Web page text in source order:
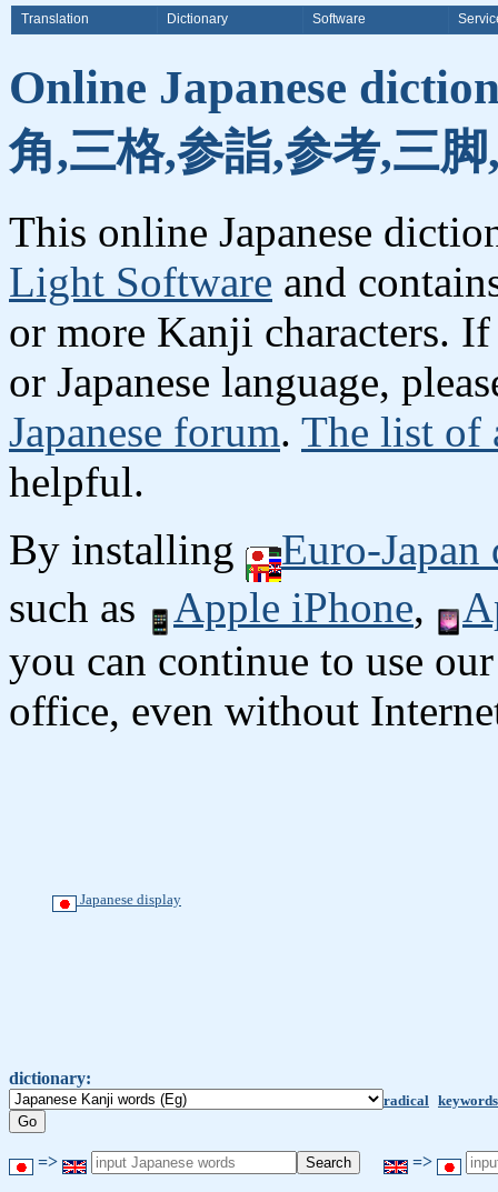
Translation Dictionary Software
Online Japanese
角,三格,参詣,参考,三
This online Japanese
Light Software and
or more Kanji characters.
or Japanese language,
Japanese forum. The list of
helpful.
By installing
Euro-
such as
Apple iPhone,
you can continue to use
office, even without
Japanese display
dictionary:
radical keywords
=> =>